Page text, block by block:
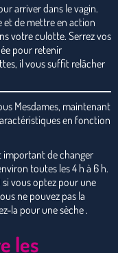
arriver dans le vagin.
et de mettre en action
votre culotte. Serrez vos
pour retenir
il vous suffit relâcher
Mesdames, maintenant
en fonction
important de changer
toutes les 4 h à 6 h.
vous optez pour une
ne pouvez pas la
la pour une sèche .
les